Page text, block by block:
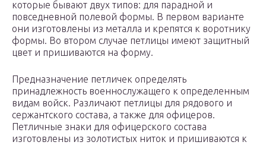
которые бывают двух типов: для парадной и
повседневной полевой формы. В первом варианте
они изготовлены из металла и крепятся к воротнику
формы. Во втором случае петлицы имеют защитный
цвет и пришиваются на форму.
Предназначение петличек определять
принадлежность военнослужащего к определенным
видам войск. Различают петлицы для рядового и
сержантского состава, а также для офицеров.
Петличные знаки для офицерского состава
изготовлены из золотистых ниток и пришиваются к